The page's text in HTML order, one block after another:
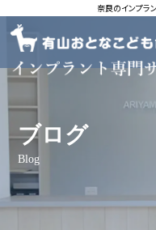
奈良のインプラ
ブログ
Blog